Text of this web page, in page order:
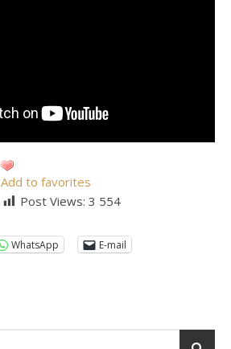
Add to favorites
Post Views: 3 554
WhatsApp E-mail